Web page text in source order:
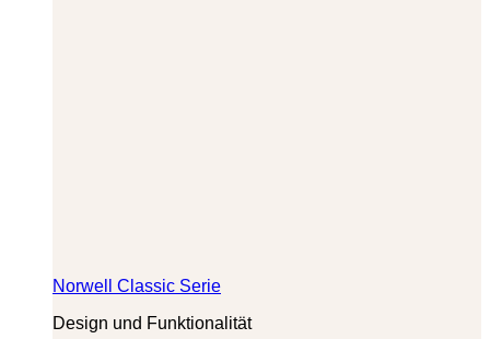
Norwell Classic Serie
Design und Funktionalität